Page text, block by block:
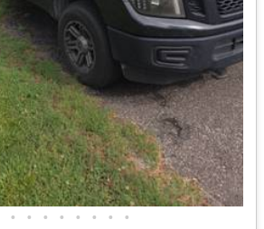
• • • • • • • •